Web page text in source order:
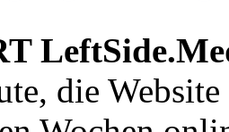
die Website